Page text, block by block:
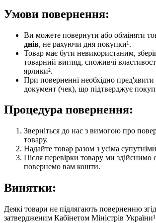
Умови повернення:
Ви можете повернути або обміняти
днів, не рахуючи дня покупки¹.
Товар має бути невикористаним,
товарний вигляд, споживчі
ярлики².
При поверненні необхідно пред'явити
документ (чек), що підтверджує
Процедура повернення:
Зверніться до нас з вимогою про
товару.
Надайте товар разом з усіма
Після перевірки товару ми здійснимо
повернемо вам кошти.
Винятки:
Деякі товари не підлягають поверненню
затвердженим Кабінетом Міністрів